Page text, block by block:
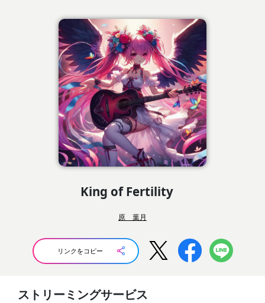
King of Fertility
原 葉月
リンクをコピー
ストリーミングサービス